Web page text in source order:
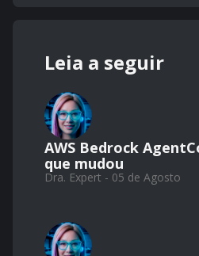
Leia a seguir
AWS Bedrock
que mudou
Dra. Expert - 05 de Agosto